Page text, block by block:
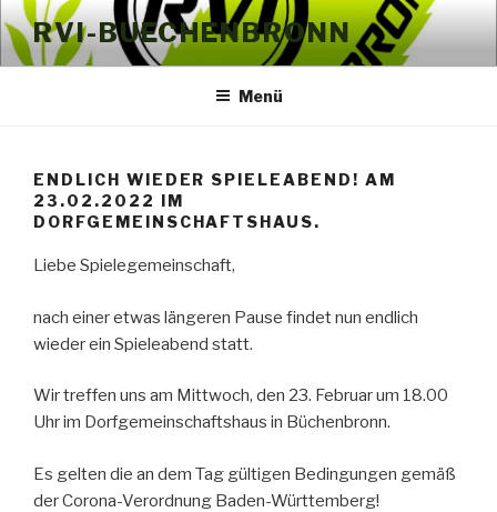
Zum
Inhalt
springen
RVI-BUECHENBRONN
Menü
ENDLICH WIEDER SPIELEABEND! AM
23.02.2022 IM
DORFGEMEINSCHAFTSHAUS.
Liebe Spielegemeinschaft,
nach einer etwas längeren Pause findet nun endlich
wieder ein Spieleabend statt.
Wir treffen uns am Mittwoch, den 23. Februar um 18.00
Uhr im Dorfgemeinschaftshaus in Büchenbronn.
Es gelten die an dem Tag gültigen Bedingungen gemäß
der Corona-Verordnung Baden-Württemberg!